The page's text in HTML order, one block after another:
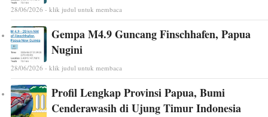
28/06/2026 - klik judul untuk membaca
Gempa M4.9 Guncang Finschhafen, Papua
Nugini
28/06/2026 - klik judul untuk membaca
Profil Lengkap Provinsi Papua, Bumi
Cenderawasih di Ujung Timur Indonesia